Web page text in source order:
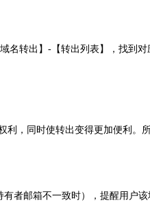
转出】-【转出列表】，找到对
，同时使转出变得更加便利。
者邮箱不一致时），提醒用户该